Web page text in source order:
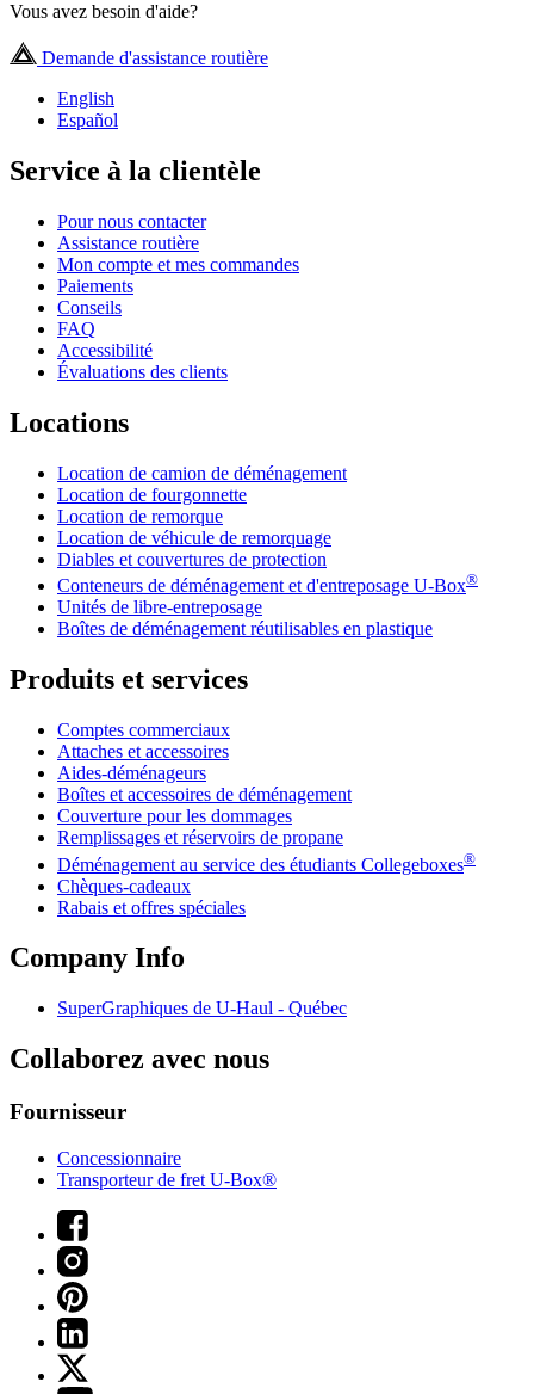
Vous avez besoin d'aide?
Demande d'assistance routière
English
Español
Service à la clientèle
Pour nous contacter
Assistance routière
Mon compte et mes commandes
Paiements
Conseils
FAQ
Accessibilité
Évaluations des clients
Locations
Location de camion de déménagement
Location de fourgonnette
Location de remorque
Location de véhicule de remorquage
Diables et couvertures de protection
Conteneurs de déménagement et d'entreposage U-Box®
Unités de libre-entreposage
Boîtes de déménagement réutilisables en plastique
Produits et services
Comptes commerciaux
Attaches et accessoires
Aides-déménageurs
Boîtes et accessoires de déménagement
Couverture pour les dommages
Remplissages et réservoirs de propane
Déménagement au service des étudiants Collegeboxes®
Chèques-cadeaux
Rabais et offres spéciales
Company Info
SuperGraphiques de U-Haul - Québec
Collaborez avec nous
Fournisseur
Concessionnaire
Transporteur de fret U-Box®